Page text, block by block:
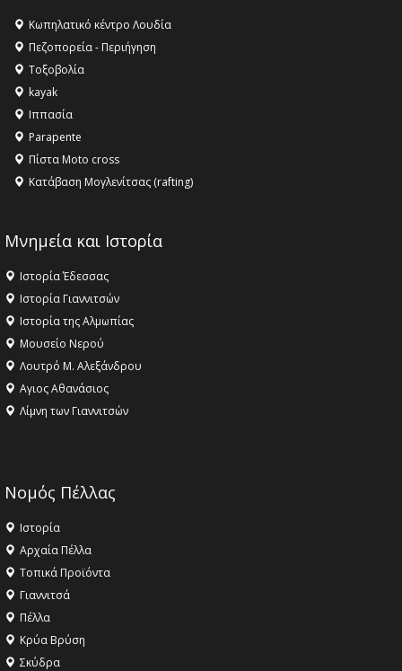
16:27 - Όλυμπος: Εντάχθηκε στον Κατάλογο Παγκόσμιας
Κληρονομιάς της UNESCO – Ομόφωνη η απόφαση Ο
Όλυμπος αναγνωρίστηκε ως φυσικό και πολιτιστικό
αγαθό εξέχουσας οικουμενικής αξίας για την
ανθρωπότητα
16:18 -
ΣΤΗΝ ΕΔΕΣΣΑ
Κωπηλατικό κέντρο Λουδία
Πεζοπορεία - Περιήγηση
Τοξοβολία
kayak
Ιππασία
Parapente
Πίστα Moto cross
Κατάβαση Μογλενίτσας (rafting)
Μνημεία και Ιστορία
Ιστορία Έδεσσας
Ιστορία Γιαννιτσών
Ιστορία της Αλμωπίας
Μουσείο Νερού
Λουτρό Μ. Αλεξάνδρου
Αγιος Αθανάσιος
Λίμνη των Γιαννιτσών
Νομός Πέλλας
Ιστορία
Αρχαία Πέλλα
Τοπικά Προϊόντα
Γιαννιτσά
Πέλλα
Κρύα Βρύση
Σκύδρα